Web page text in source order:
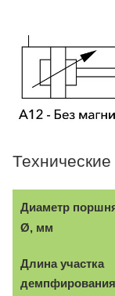
Технические
Диаметр
Ø, мм
Длина участка
демпфирования